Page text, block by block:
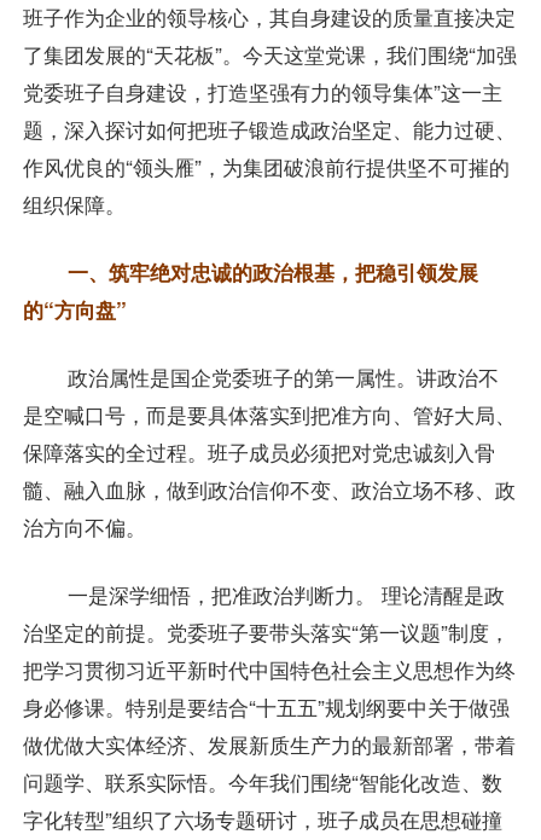
班子作为企业的领导核心，其自身建设的质量直接决定
了集团发展的“天花板”。今天这堂党课，我们围绕“加强
党委班子自身建设，打造坚强有力的领导集体”这一主
题，深入探讨如何把班子锻造成政治坚定、能力过硬、
作风优良的“领头雁”，为集团破浪前行提供坚不可摧的
组织保障。
一、筑牢绝对忠诚的政治根基，把稳引领发展
的“方向盘”
政治属性是国企党委班子的第一属性。讲政治不
是空喊口号，而是要具体落实到把准方向、管好大局、
保障落实的全过程。班子成员必须把对党忠诚刻入骨
髓、融入血脉，做到政治信仰不变、政治立场不移、政
治方向不偏。
一是深学细悟，把准政治判断力。 理论清醒是政
治坚定的前提。党委班子要带头落实“第一议题”制度，
把学习贯彻习近平新时代中国特色社会主义思想作为终
身必修课。特别是要结合“十五五”规划纲要中关于做强
做优做大实体经济、发展新质生产力的最新部署，带着
问题学、联系实际悟。今年我们围绕“智能化改造、数
字化转型”组织了六场专题研讨，班子成员在思想碰撞